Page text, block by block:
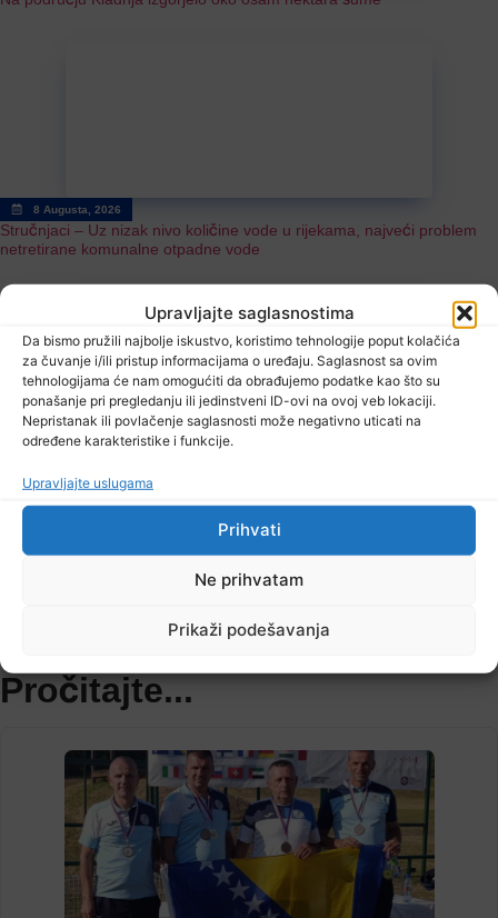
Upravljajte saglasnostima
Da bismo pružili najbolje iskustvo, koristimo tehnologije poput kolačića
za čuvanje i/ili pristup informacijama o uređaju. Saglasnost sa ovim
tehnologijama će nam omogućiti da obrađujemo podatke kao što su
ponašanje pri pregledanju ili jedinstveni ID-ovi na ovoj veb lokaciji.
Nepristanak ili povlačenje saglasnosti može negativno uticati na
određene karakteristike i funkcije.
Upravljajte uslugama
Prihvati
Ne prihvatam
Prikaži podešavanja
8 Augusta, 2026
Stručnjaci – Uz nizak nivo količine vode u rijekama, najveći problem
netretirane komunalne otpadne vode
U BiH u prvih šest mjeseci 2026. manje turističkih dolazaka, ali više
TV RASPORED
Pročitajte...